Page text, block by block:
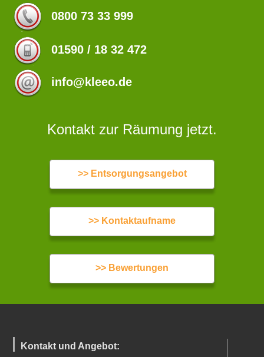
0800 73 33 999
01590 / 18 32 472
info@kleeo.de
Kontakt zur Räumung jetzt.
>> Entsorgungsangebot
>> Kontaktaufname
>> Bewertungen
Kontakt und Angebot: